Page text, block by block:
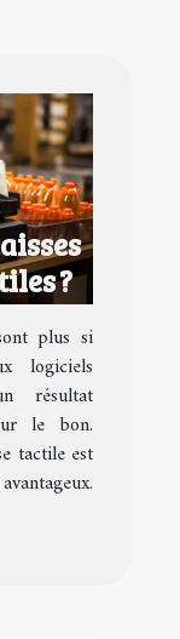
?
plus si
logiciels
résultat
le bon.
tactile est